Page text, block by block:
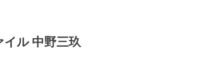
ル 中野三玖